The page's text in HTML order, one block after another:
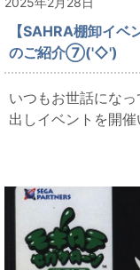
【SAHRA棚卸イ
のご紹介⑦('◇')ゞ
いつもお世話にな
出しイベントを開催